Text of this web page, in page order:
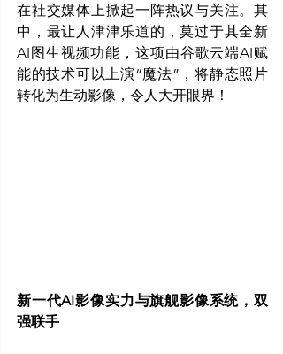
在社交媒体上掀起一阵热议与关注。其
中，最让人津津乐道的，莫过于其全新
AI图生视频功能，这项由谷歌云端AI赋
能的技术可以上演“魔法”，将静态照片
转化为生动影像，令人大开眼界！
新一代AI影像实力与旗舰影像系统，双
强联手